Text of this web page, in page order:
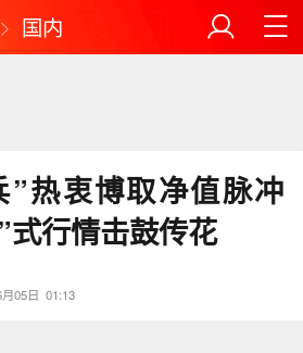
国内
”热衷博取净值脉冲
式行情击鼓传花
05日 01:13